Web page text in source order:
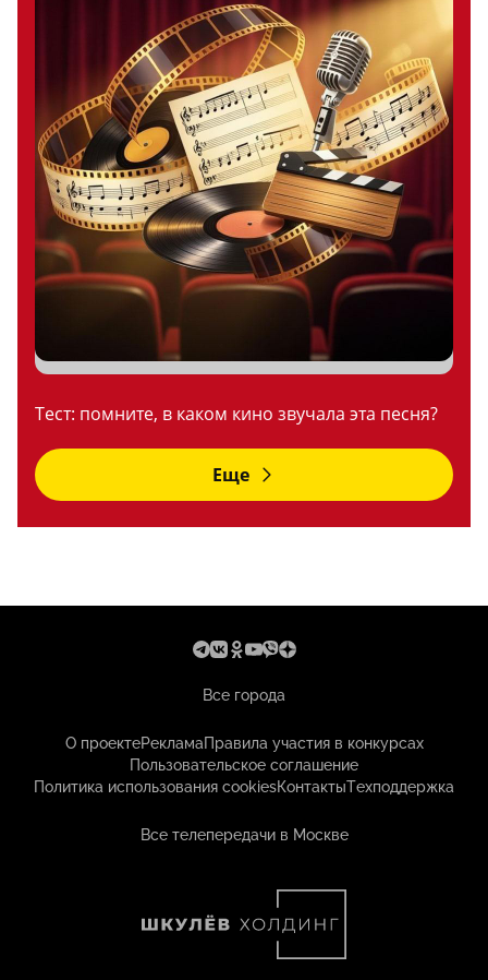
Тест: помните, в каком кино звучала эта песня?
Еще
Все города
О проектеРекламаПравила участия в конкурсах
Пользовательское соглашение
Политика использования cookiesКонтактыТехподдержка
Все телепередачи в Москве